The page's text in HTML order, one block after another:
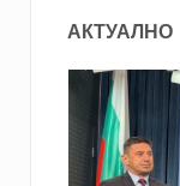
АКТУАЛНО